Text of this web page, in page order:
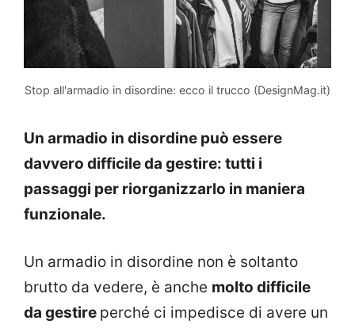
Stop all'armadio in disordine: ecco il trucco (DesignMag.it)
Un armadio in disordine può essere
davvero difficile da gestire: tutti i
passaggi per riorganizzarlo in maniera
funzionale.
Un armadio in disordine non è soltanto
brutto da vedere, è anche molto difficile
da gestire perché ci impedisce di avere un